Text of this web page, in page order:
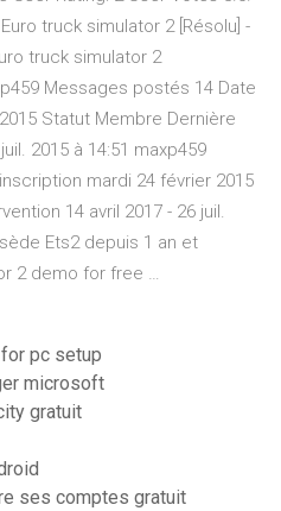
truck simulator 2 [Résolu] -
truck simulator 2
Messages postés 14 Date
Statut Membre Dernière
2015 à 14:51 maxp459
mardi 24 février 2015
14 avril 2017 - 26 juil.
Ets2 depuis 1 an et
2 demo for free …
pc setup
microsoft
gratuit
ses comptes gratuit